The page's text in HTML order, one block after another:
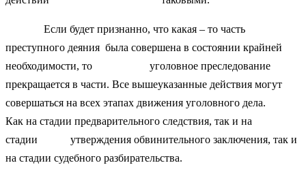
Если будет признанно, что какая – то часть
преступного деяния была совершена в состоянии крайней
необходимости, то уголовное преследование
прекращается в части. Все вышеуказанные действия могут
совершаться на всех этапах движения уголовного дела.
Как на стадии предварительного следствия, так и на
стадии утверждения обвинительного заключения, так и
на стадии судебного разбирательства.